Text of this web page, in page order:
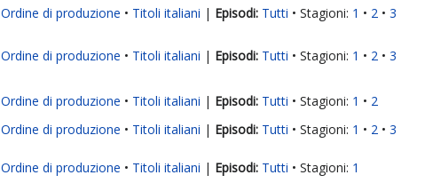
Ordine di produzione Titoli italiani | Tutti Stagioni: 1 2
3
Ordine di produzione Titoli italiani | Tutti Stagioni: 1 2
3
Ordine di produzione Titoli italiani | Tutti Stagioni: 1
2
Ordine di produzione Titoli italiani | Tutti Stagioni: 1 2
3
Ordine di produzione Titoli italiani | Tutti Stagioni: 1